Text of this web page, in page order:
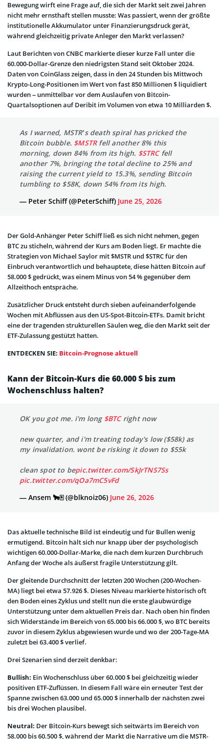
Bewegung wirft eine Frage auf, die sich der Markt seit zwei Jahren
nicht mehr ernsthaft stellen musste: Was passiert, wenn der größte
institutionelle Akkumulator unter Finanzierungsdruck gerät,
während gleichzeitig private Anleger den Markt verlassen?
Laut Berichten von CNBC markierte dieser kurze Fall unter die
60.000-Dollar-Grenze den niedrigsten Stand seit Oktober 2024.
Daten von CoinGlass zeigen, dass in den 24 Stunden bis Mittwoch
Krypto-Long-Positionen im Wert von fast 850 Millionen $ liquidiert
wurden – unmittelbar vor dem Auslaufen von Bitcoin-
Quartalsoptionen auf Deribit im Volumen von etwa 10 Milliarden $.
As I warned, MSTR’s death spiral has pricked the
Bitcoin bubble. $MSTRfell another 8% this
morning, down 84% from its high. $STRCfell
another 7%, bringing the total decline to 25% and
raising the current yield to 15.3%, sending Bitcoin
tumbling to $58K, down 54% from its high.
— Peter Schiff (@PeterSchiff) June 25, 2026
Der Gold-Anhänger Peter Schiff ließ es sich nicht nehmen, gegen
BTC zu sticheln, während der Kurs am Boden liegt. Er machte die
Strategien von Michael Saylor mit $MSTR und $STRC für den
Einbruch verantwortlich und behauptete, diese hätten Bitcoin auf
58.000 $ gedrückt, was einem Minus von 54 % gegenüber dem
Allzeithoch entspräche.
Zusätzlicher Druck entsteht durch sieben aufeinanderfolgende
Wochen mit Abflüssen aus den US-Spot-Bitcoin-ETFs. Damit bricht
eine der tragenden strukturellen Säulen weg, die den Markt seit der
ETF-Zulassung gestützt hatten.
ENTDECKEN SIE: Bitcoin-Prognose aktuell
Kann der Bitcoin-Kurs die 60.000 $ bis zum
Wochenschluss halten?
OK you got me. i'm long $BTCright now
new quarter, and i'm treating today's low ($58k) as
my invalidation. wont be risking it down to $55k
clean spot to bepic.twitter.com/SkJrTNS7Ss
pic.twitter.com/qOa7mC5vFd
— Ansem 🐂🀄️ (@blknoiz06) June 26, 2026
Das aktuelle technische Bild ist eindeutig und für Bullen wenig
ermutigend. Bitcoin hält sich nur knapp über der psychologisch
wichtigen 60.000-Dollar-Marke, die nach dem kurzen Durchbruch
Anfang der Woche als äußerst fragile Unterstützung gilt.
Der gleitende Durchschnitt der letzten 200 Wochen (200-Wochen-
MA) liegt bei etwa 57.926 $. Dieses Niveau markierte historisch oft
den Boden eines Zyklus und stellt nun die erste glaubwürdige
Unterstützung unter dem aktuellen Preis dar. Nach oben hin finden
sich Widerstände im Bereich von 65.000 bis 66.000 $, wo BTC bereits
zuvor in diesem Zyklus abgewiesen wurde und wo der 200-Tage-MA
zuletzt bei 63.400 $ verlief.
Drei Szenarien sind derzeit denkbar:
Bullish: Ein Wochenschluss über 60.000 $ bei gleichzeitig wieder
positiven ETF-Zuflüssen. In diesem Fall wäre ein erneuter Test der
Spanne zwischen 63.000 und 65.000 $ innerhalb der nächsten zwei
bis drei Wochen plausibel.
Neutral: Der Bitcoin-Kurs bewegt sich seitwärts im Bereich von
58.000 bis 60.500 $, während der Markt die Narrative um die MSTR-